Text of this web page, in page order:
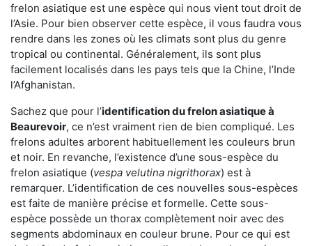
frelon asiatique est une espèce qui nous vient tout droit de
l’Asie. Pour bien observer cette espèce, il vous faudra vous
rendre dans les zones où les climats sont plus du genre
tropical ou continental. Généralement, ils sont plus
facilement localisés dans les pays tels que la Chine, l’Inde
l’Afghanistan.
Sachez que pour l’identification du frelon asiatiqueà
Beaurevoir, ce n’est vraiment rien de bien compliqué. Les
frelons adultes arborent habituellement les couleurs brun
et noir. En revanche, l’existence d’une sous-espèce du
frelon asiatique (vespa velutina nigrithorax) est à
remarquer. L’identification de ces nouvelles sous-espèces
est faite de manière précise et formelle. Cette sous-
espèce possède un thorax complètement noir avec des
segments abdominaux en couleur brune. Pour ce qui est